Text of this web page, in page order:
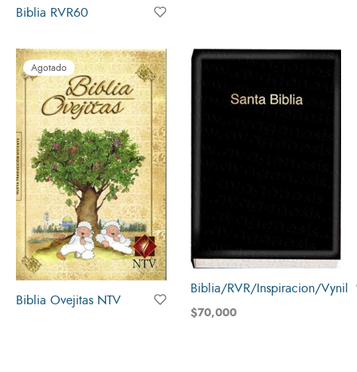
Biblia RVR60
Agotado
Biblia Ovejitas NTV
Biblia/RVR/Inspiracion/Vynil
$70,000